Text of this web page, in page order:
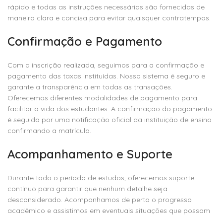
rápido e todas as instruções necessárias são fornecidas de
maneira clara e concisa para evitar quaisquer contratempos.
Confirmação e Pagamento
Com a inscrição realizada, seguimos para a confirmação e
pagamento das taxas instituídas. Nosso sistema é seguro e
garante a transparência em todas as transações.
Oferecemos diferentes modalidades de pagamento para
facilitar a vida dos estudantes. A confirmação do pagamento
é seguida por uma notificação oficial da instituição de ensino
confirmando a matrícula.
Acompanhamento e Suporte
Durante todo o período de estudos, oferecemos suporte
contínuo para garantir que nenhum detalhe seja
desconsiderado. Acompanhamos de perto o progresso
acadêmico e assistimos em eventuais situações que possam